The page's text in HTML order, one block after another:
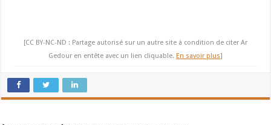
[CC BY-NC-ND : Partage autorisé sur un autre site à condition de citer Ar
Gedour en entête avec un lien cliquable. En savoir plus]